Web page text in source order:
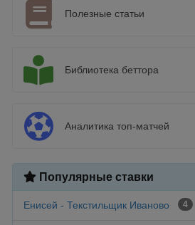
Полезные статьи
Библиотека беттора
Аналитика топ-матчей
Популярные ставки
4
Енисей - Текстильщик Иваново